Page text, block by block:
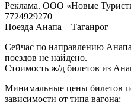
Реклама. ООО «Новые
7724929270
Поезда Анапа – Таганрог
Сейчас по направлению
поездов не найдено.
Стоимость ж/д билетов из
Минимальные цены билетов
зависимости от типа вагона: